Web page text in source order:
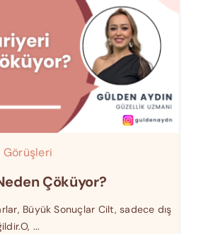
Görüşleri
Çöküyor?
Büyük Sonuçlar Cilt, sadece dış
...